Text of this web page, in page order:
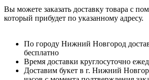
Вы можете заказать доставку товара с
который прибудет по указанному адресу.
По городу Нижний Новгород
бесплатно
Время доставки круглосуточно
Доставим букет в г. Нижний